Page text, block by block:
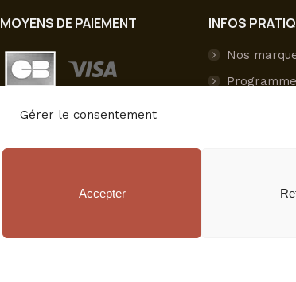
Gérer le consentement
Accepter
MOYENS DE PAIEMENT INFOS
Nos